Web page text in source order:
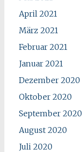
April 2021
März 2021
Februar 2021
Januar 2021
Dezember 2020
Oktober 2020
September 2020
August 2020
Juli 2020